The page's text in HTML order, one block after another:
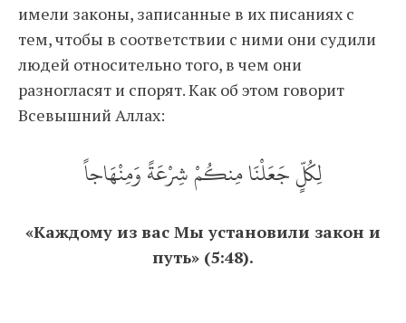
имели законы, записанные в их писаниях с
тем, чтобы в соответствии с ними они судили
людей относительно того, в чем они
разногласят и спорят. Как об этом говорит
Всевышний Аллах:
لِكُلٍّ جَعَلْنَا مِنكُمْ شِرْعَةً وَمِنْهَاجاً
«Каждому из вас Мы установили закон и
путь» (5:48).